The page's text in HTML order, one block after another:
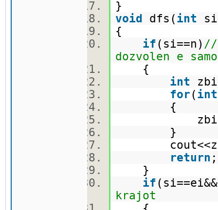
}
void dfs(int
{
if(si==n) //
dozvolen e
{
int
for(int
{
}
return
}
if
krajot